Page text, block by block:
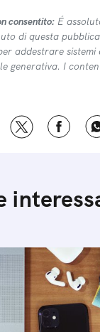
consentito: É
di questa
addestrare
generativa. I